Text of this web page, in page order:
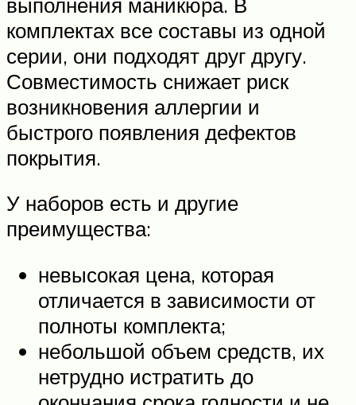
комплектах все составы из одной
серии, они подходят друг другу.
Совместимость снижает риск
возникновения аллергии и
быстрого появления дефектов
покрытия.
У наборов есть и другие
преимущества:
невысокая цена, которая
отличается в зависимости от
полноты комплекта;
небольшой объем средств, их
нетрудно истратить до